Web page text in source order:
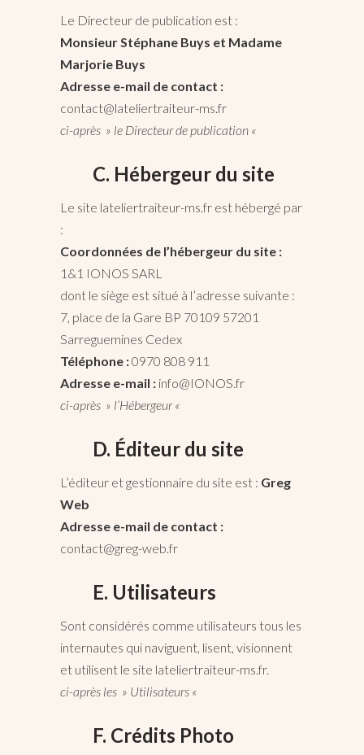
Le Directeur de publication est :
MonsieurStéphane Buys et Madame
Marjorie Buys
Adresse e-mail de contact :
contact@lateliertraiteur-ms.fr
ci-après » le Directeur de publication «
C. Hébergeur du site
Le site lateliertraiteur-ms.fr est hébergé par
:
Coordonnées de l’hébergeur du site :
1&1 IONOS SARL
dont le siège est situé à l’adresse suivante :
7, place de la Gare BP 70109 57201
Sarreguemines Cedex
Téléphone :0970 808 911
Adresse e-mail : info@IONOS.fr
ci-après » l’Hébergeur «
D. Éditeur du site
L’éditeur et gestionnaire du site est : Greg
Web
Adresse e-mail de contact :
contact@greg-web.fr
E. Utilisateurs
Sont considérés comme utilisateurs tous les
internautes qui naviguent, lisent, visionnent
et utilisent le site lateliertraiteur-ms.fr.
ci-après les » Utilisateurs «
F. Crédits Photo